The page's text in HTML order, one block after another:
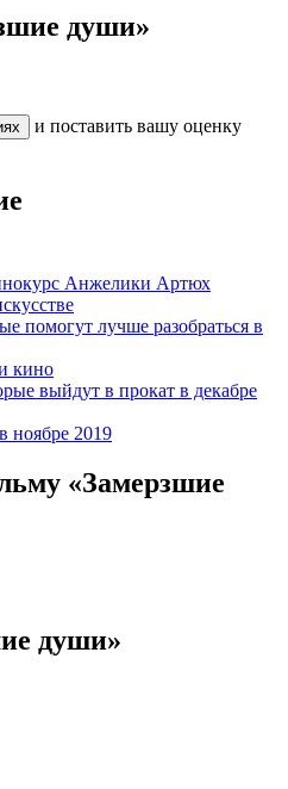
души»
и поставить вашу оценку
Анжелики Артюх
помогут лучше разобраться в
кино
выйдут в прокат в декабре
ноябре 2019
«Замерзшие
души»